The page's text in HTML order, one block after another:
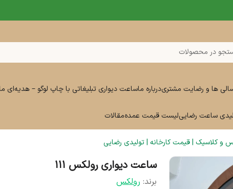
در محصولات
ها و رضایت مشتریدرباره ماساعت دیواری تبلیغاتی با چاپ لوگو – هدیه‌ای
ساعت رضاییلیست قیمت عمدهمقالات
و کلاسیک | قیمت کارخانه | تولیدی رضایی
ساعت دیواری رولکس 111
برند: رولکس